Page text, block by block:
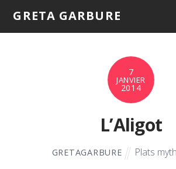
GRETA GARBURE
7
JANVIER
2014
L’Aligot
GRETAGARBURE Plats